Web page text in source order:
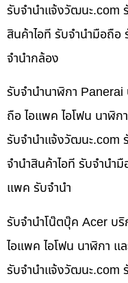
รับจํานําแจ้งวัฒนะ.com
สินค้าไอที รับจำนำมือถือ
จำนำกล้อง
รับจำนำนาฬิกา Panerai
ถือ ไอแพค ไอโฟน นาฬิ
รับจํานําแจ้งวัฒนะ.com
จำนำสินค้าไอที รับจำนำ
แพค รับจำนำ
รับจำนำโน๊ตบุ๊ค Acer บ
ไอแพค ไอโฟน นาฬิกา แ
รับจํานําแจ้งวัฒนะ.com